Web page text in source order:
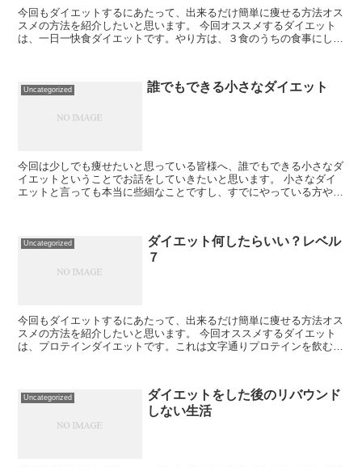
今回もダイエットするにあたって、出来るだけ簡単に痩せる方法オス
スメの方法を紹介したいと思います。 今回オススメするダイエット
は、一日一快食ダイエットです。やり方は、３食のうちの食事にして
Uncategorized 誰でもできる小さなダイエット
今回は少しでも痩せたいと思っている皆様へ、誰でもできる小さなダ
イエットということでお話をしていきたいと思います。 小さなダイ
エットと言っても本当に些細なことですし、すでにやっている方やそ
Uncategorized
ダイエット何したらいい？レベル
７
今回もダイエットするにあたって、出来るだけ簡単に痩せる方法オス
スメの方法を紹介したいと思います。 今回オススメするダイエット
は、プロテインダイエットです。これは文字通りプロテインを飲むだ
Uncategorized
ダイエットをした後のリバウンド
しない生活